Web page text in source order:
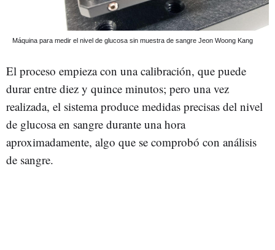
Máquina para medir el nivel de glucosa sin muestra de sangre Jeon Woong Kang
El proceso empieza con una calibración, que puede
durar entre diez y quince minutos; pero una vez
realizada, el sistema produce medidas precisas del nivel
de glucosa en sangre durante una hora
aproximadamente, algo que se comprobó con análisis
de sangre.